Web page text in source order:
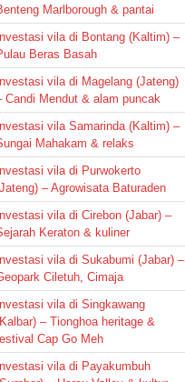
Marlborough & pantai
Investasi vila di Bontang (Kaltim) –
Beras Basah
Investasi vila di Magelang (Jateng)
Candi Mendut & alam puncak
Investasi vila Samarinda (Kaltim) –
Mahakam & relaks
Investasi vila di Purwokerto
– Agrowisata Baturaden
Investasi vila di Cirebon (Jabar) –
Keraton & kuliner
Investasi vila di Sukabumi (Jabar) –
Ciletuh, Cimaja
Investasi vila di Singkawang
– Tionghoa heritage &
Cap Go Meh
Investasi vila di Payakumbuh